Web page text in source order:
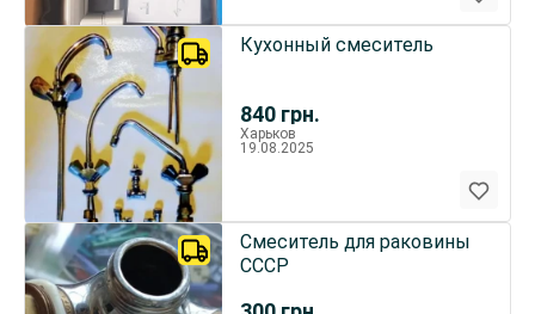
840 грн.
Кухонный смеситель
Харьков
19.08.2025
Смеситель для раковины
СССР